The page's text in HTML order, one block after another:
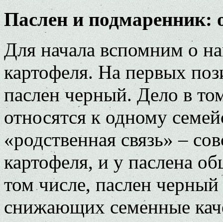
Паслен и подмаренник:
Для начала вспомним о
картофеля. На первых
паслен черный. Дело в
относятся к одному
«родственная связь» –
картофеля, и у паслена
том числе, паслен черный
снижающих семенные